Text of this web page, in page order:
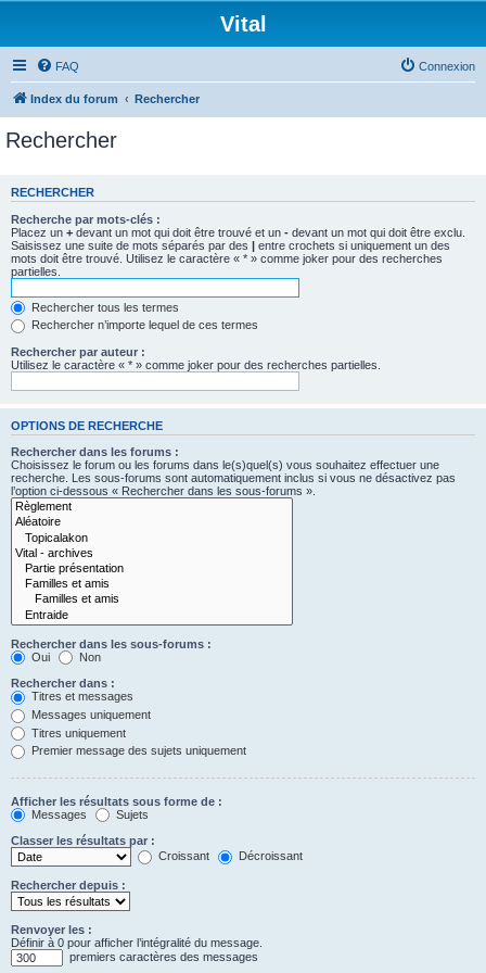
Vital
FAQ Connexion
Index du forum Rechercher
Rechercher
RECHERCHER
Recherche par mots-clés :
Placez un + devant un mot qui doit être trouvé et un - devant un mot qui doit être exclu.
Saisissez une suite de mots séparés par des | entre crochets si uniquement un des
mots doit être trouvé. Utilisez le caractère « * » comme joker pour des recherches
partielles.
Rechercher tous les termes
Rechercher n’importe lequel de ces termes
Rechercher par auteur :
Utilisez le caractère « * » comme joker pour des recherches partielles.
OPTIONS DE RECHERCHE
Rechercher dans les forums :
Choisissez le forum ou les forums dans le(s)quel(s) vous souhaitez effectuer une
recherche. Les sous-forums sont automatiquement inclus si vous ne désactivez pas
l’option ci-dessous « Rechercher dans les sous-forums ».
Rechercher dans les sous-forums :
Oui
Non
Rechercher dans :
Titres et messages
Messages uniquement
Titres uniquement
Premier message des sujets uniquement
Afficher les résultats sous forme de :
Messages
Sujets
Classer les résultats par :
Croissant
Décroissant
Rechercher depuis :
Renvoyer les :
Définir à 0 pour afficher l’intégralité du message.
premiers caractères des messages